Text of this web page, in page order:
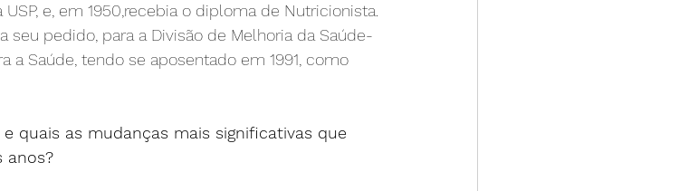
e, em 1950,recebia o diploma de Nutricionista.
seu pedido, para a Divisão de Melhoria da Saúde-
a Saúde, tendo se aposentado em 1991, como
quais as mudanças mais significativas que
anos?